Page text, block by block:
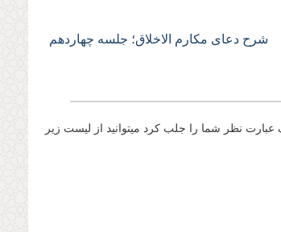
شرح دعای مکارم الاخلاق؛ جلسه چهاردهم
نظر شما را جلب کرد میتوانید از لیست زیر